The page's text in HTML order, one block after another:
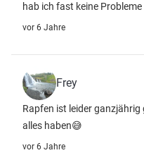
hab ich fast keine Probleme
vor 6 Jahre
Frey
Rapfen ist leider
alles haben😅
vor 6 Jahre